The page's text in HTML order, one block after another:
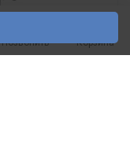
В корзину
Позвонить Корзина